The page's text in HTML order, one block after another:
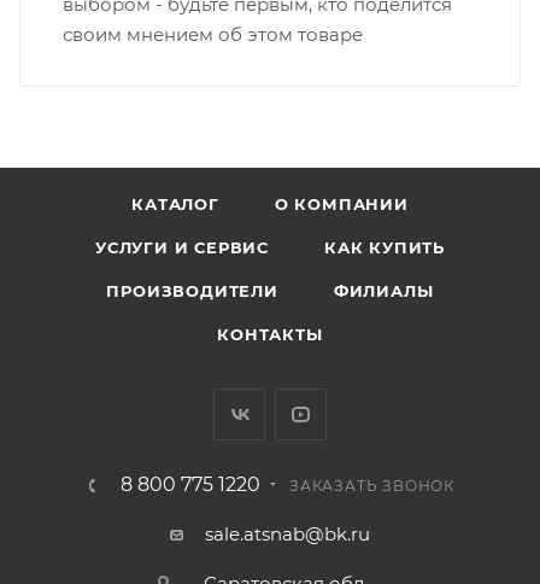
своим мнением об этом товаре
КАТАЛОГ О КОМПАНИИ
УСЛУГИ И СЕРВИС КАК КУПИТЬ
ПРОИЗВОДИТЕЛИ ФИЛИАЛЫ
КОНТАКТЫ
8 800 775 1220 ЗАКАЗАТЬ ЗВОНОК
sale.atsnab@bk.ru